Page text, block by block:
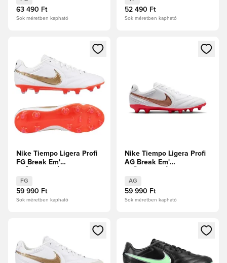
63 490 Ft
Sok méretben kapható
52 490 Ft
Sok méretben kapható
Megnyit egy modált a bejelentkezéshez vagy a tagként
Nike Tiempo Ligera Profi
FG Break Em'
FG
59 990 Ft
Sok méretben kapható
Megnyit egy modált a
Nike Tiempo Ligera Profi
AG Break Em'
AG
59 990 Ft
Sok méretben kapható
Megnyit egy modált a bejelentkezéshez vagy a tagként
Megnyit egy modált a